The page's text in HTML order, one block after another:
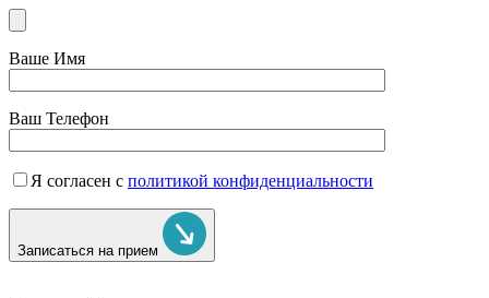
Ваше Имя
Ваш Телефон
Я согласен с политикой конфиденциальности
Записаться на прием